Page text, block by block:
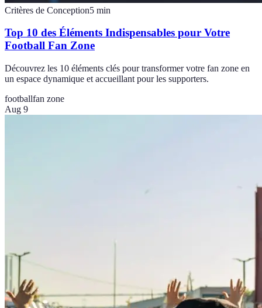
Critères de Conception5 min
Top 10 des Éléments Indispensables pour Votre
Football Fan Zone
Découvrez les 10 éléments clés pour transformer votre fan zone en
un espace dynamique et accueillant pour les supporters.
footballfan zone
Aug 9